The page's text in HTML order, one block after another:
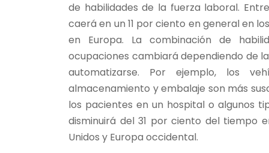
de habilidades de la fuerza laboral.
caerá en un 11 por ciento en general en
en Europa. La combinación de
ocupaciones cambiará dependiendo de
automatizarse. Por ejemplo, los
almacenamiento y embalaje son más
los pacientes en un hospital o algunos
disminuirá del 31 por ciento del tiempo
Unidos y Europa occidental.